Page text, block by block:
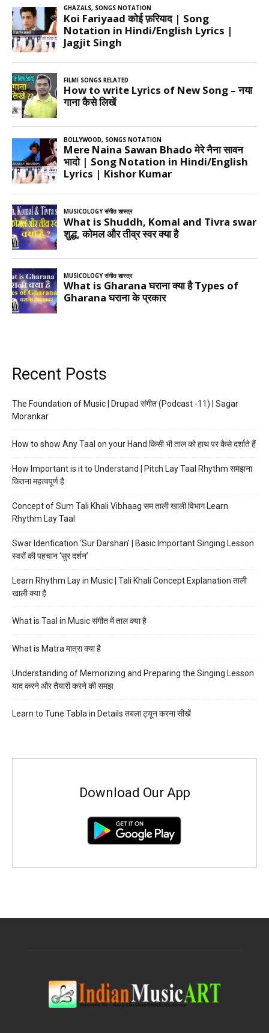
Recent Posts
The Foundation of Music | Drupad संगीत (Podcast -11) | Sagar
Morankar
How to show Any Taal on your Hand किसी भी ताल को हाथ पर कैसे दर्शाते हैं
How Important is it to Understand | Pitch Lay Taal Rhythm समझना
कितना महत्वपूर्ण है
Concept of Sum Tali Khali Vibhaag सम ताली खाली विभाग Learn
Rhythm Lay Taal
Swar Idenfication ‘Sur Darshan’ | Basic Important Singing Lesson
स्वरों की पहचान ‘सुर दर्शन’
Learn Rhythm Lay in Music | Tali Khali Concept Explanation ताली
खाली क्या है
What is Taal in Music संगीत में ताल क्या है
What is Matra मात्रा क्या है
Understanding of Memorizing and Preparing the Singing Lesson
याद करने और तैयारी करने की समझ
Learn to Tune Tabla in Details तबला ट्यून करना सीखें
Download Our App